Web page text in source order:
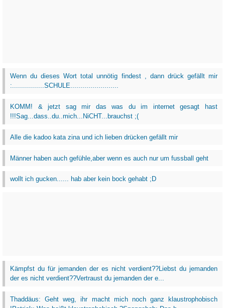
Wenn du dieses Wort total unnötig findest , dann drück gefällt mir
:................SCHULE........................
KOMM! & jetzt sag mir das was du im internet gesagt hast
!!!Sag...dass..du..mich...NiCHT...brauchst ;(
Alle die kadoo kata zina und ich lieben drücken gefällt mir
Männer haben auch gefühle,aber wenn es auch nur um fussball geht
wollt ich gucken...... hab aber kein bock gehabt ;D
Kämpfst du für jemanden der es nicht verdient??Liebst du jemanden
der es nicht verdient??Vertraust du jemanden der e...
Thaddäus: Geht weg, ihr macht mich noch ganz klaustrophobisch